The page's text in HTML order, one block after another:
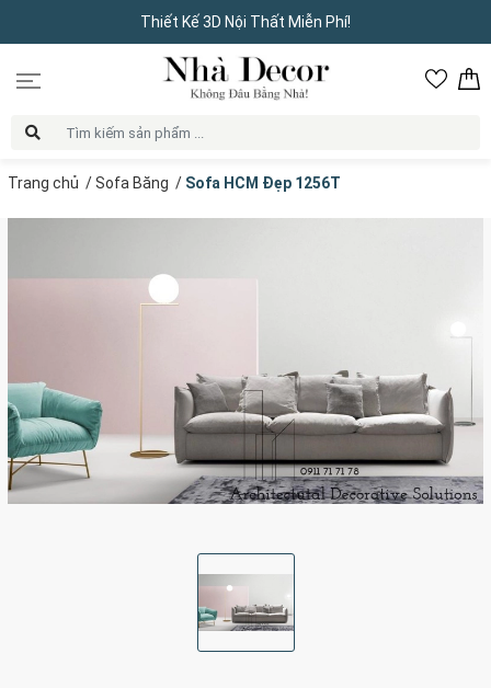
Thiết Kế 3D Nội Thất Miễn Phí!
Trang chủ /Sofa Băng / Sofa HCM Đẹp 1256T